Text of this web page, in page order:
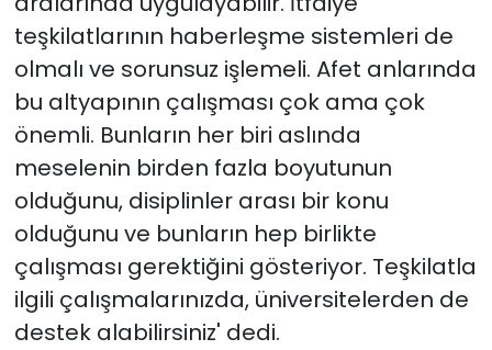
teşkilatlarının haberleşme sistemleri de
olmalı ve sorunsuz işlemeli. Afet anlarında
bu altyapının çalışması çok ama çok
önemli. Bunların her biri aslında
meselenin birden fazla boyutunun
olduğunu, disiplinler arası bir konu
olduğunu ve bunların hep birlikte
çalışması gerektiğini gösteriyor. Teşkilatla
ilgili çalışmalarınızda, üniversitelerden de
destek alabilirsiniz' dedi.